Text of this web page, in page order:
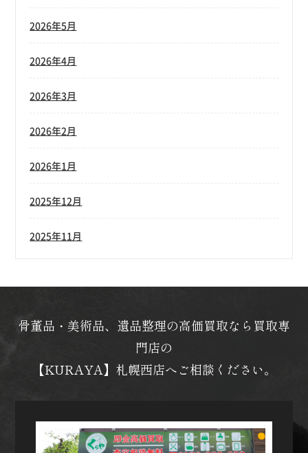
2026年5月
2026年4月
2026年3月
2026年2月
2026年1月
2025年12月
2025年11月
骨董品・美術品、遺品整理の高価買取なら買取専
門店の
【KURAYA】札幌西店へご相談ください。